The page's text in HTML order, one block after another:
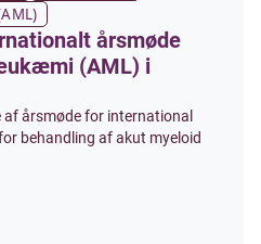
årsmøde
(AML) i
årsmøde for international
behandling af akut myeloid